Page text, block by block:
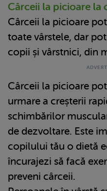
Cârceii la picioare la
Cârceii la picioare
toate vârstele, dar
copii și vârstnici, din
Cârceii la picioare
urmare a creșterii
schimbărilor
de dezvoltare. Este
copilului tău o dietă
încurajezi să facă
preveni cârceii.